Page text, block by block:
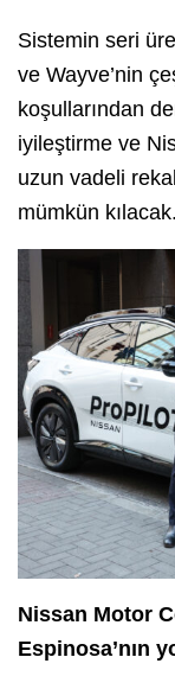
Sistemin seri
ve Wayve’nin
koşullarından
iyileştirme ve
uzun vadeli
mümkün kılacak.
Nissan Motor
Espinosa’nın